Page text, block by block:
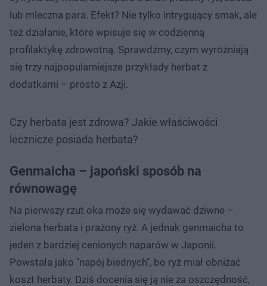
lub mleczna para. Efekt? Nie tylko intrygujący smak, ale
też działanie, które wpisuje się w codzienną
profilaktykę zdrowotną. Sprawdźmy, czym wyróżniają
się trzy najpopularniejsze przykłady herbat z
dodatkami – prosto z Azji.
Czy herbata jest zdrowa? Jakie właściwości
lecznicze posiada herbata?
Genmaicha – japoński sposób na
równowagę
Na pierwszy rzut oka może się wydawać dziwne –
zielona herbata i prażony ryż. A jednak genmaicha to
jeden z bardziej cenionych naparów w Japonii.
Powstała jako "napój biednych", bo ryż miał obniżać
koszt herbaty. Dziś docenia się ją nie za oszczędność,